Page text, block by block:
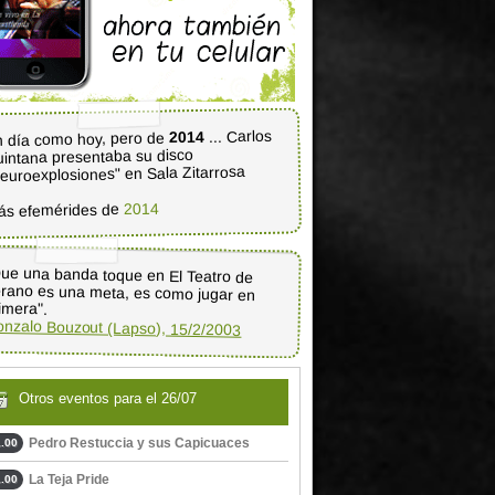
día como hoy, pero de 2014 ... Carlos
presentaba su disco
en Sala Zitarrosa
efemérides de 2014
una banda toque en El Teatro de
es una meta, es como jugar en
Bouzout (Lapso), 15/2/2003
Otros eventos para el 26/07
Pedro Restuccia y sus Capicuaces
La Teja Pride